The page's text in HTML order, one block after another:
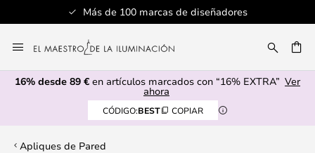
Más de 100 marcas de diseñadores
al
contenido
16% desde 89 € en artículos marcados con “16% EXTRA” Ver
ahora
CÓDIGO:BEST COPIAR
Apliques de Pared